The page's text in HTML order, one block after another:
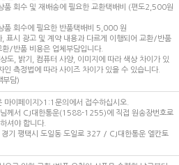
품 회수 및 재배송에 필요한 교환택배비 (편도2,500원
품 회수에 필요한 반품택배비 5,000 원
표시 광고 및 계약 내용과 다르게 이행되어 교환/반품
환/반품 비용은 업체부담입니다.
도, 밝기, 컴퓨터 사양, 이미지에 따라 색상 차이가 있
인 측정법에 따라 사이즈 차이가 있을 수 있습니다.
부담)
마이페이지>1:1문의에서 접수하십시오.
님께서 CJ대한통운(1588-1255)에 직접 원송장번호로
셔야 합니다.
기 평택시 도일동 도일로 327 / CJ대한통운 엘칸토